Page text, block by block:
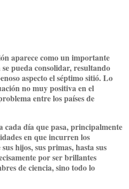
aparece como un importante
pueda consolidar, resultando
aspecto el séptimo sitió. Lo
no muy positiva en el
entre los países de
cada día que pasa, principalmente
en que incurren los
hijos, sus primas, hasta sus
por ser brillantes
de ciencia, sino todo lo